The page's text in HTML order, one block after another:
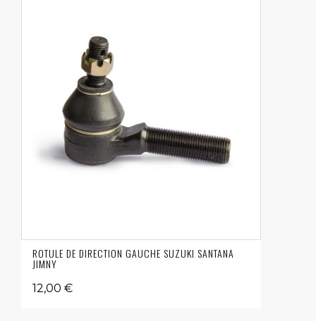
ROTULE DE DIRECTION GAUCHE SUZUKI SANTANA
JIMNY
12,00 €